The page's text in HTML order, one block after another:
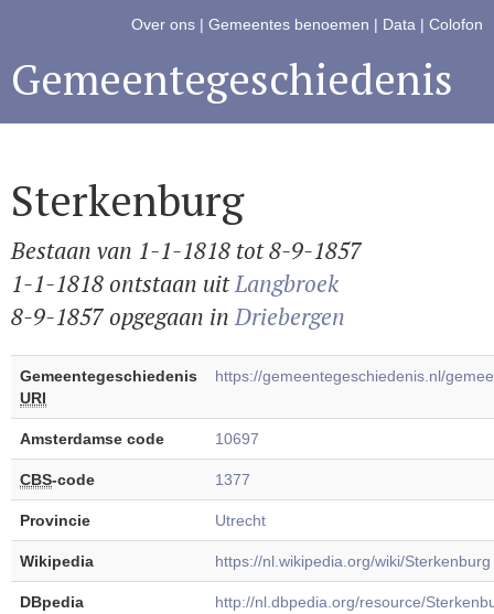
Over ons | Gemeentes benoemen | Data | Colofon
Gemeentegeschiedenis
Sterkenburg
Bestaan van 1-1-1818 tot 8-9-1857
1-1-1818 ontstaan uitLangbroek
8-9-1857 opgegaan inDriebergen
Gemeentegeschiedenis
URI
https://gemeentegeschiedenis.nl/
Amsterdamse code 10697
CBS-code 1377
Provincie Utrecht
Wikipedia https://nl.wikipedia.org/wiki/Sterkenburg
DBpedia http://nl.dbpedia.org/resource/